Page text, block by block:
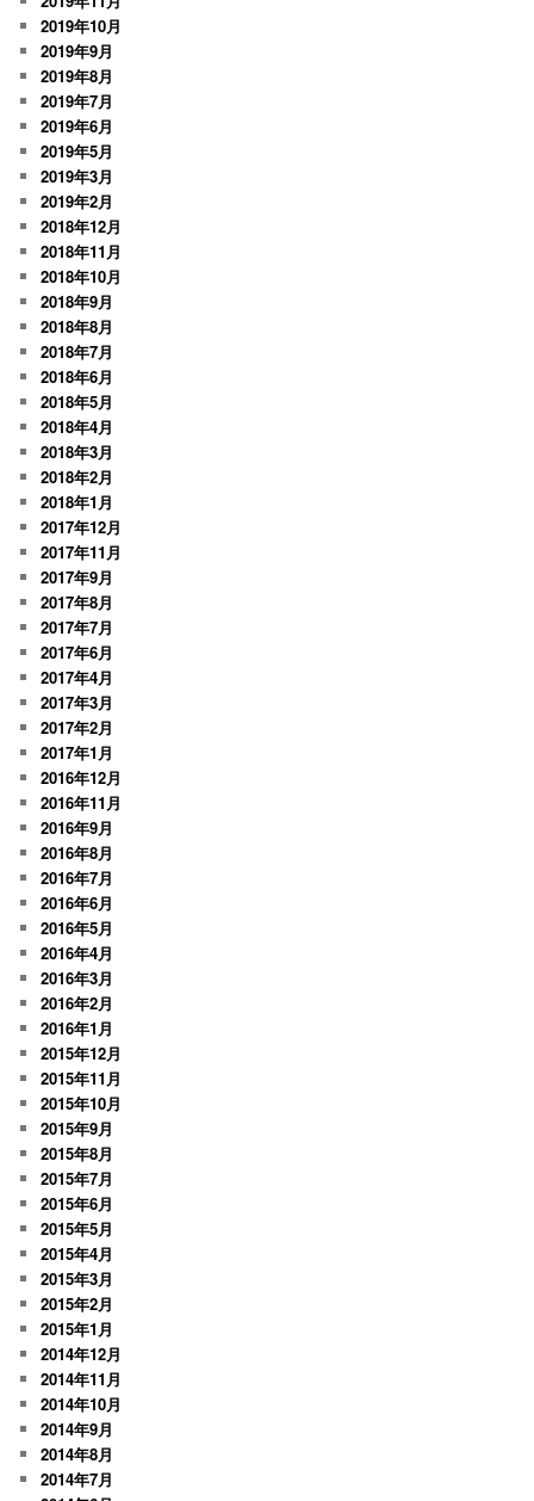
2019年10月
2019年9月
2019年8月
2019年7月
2019年6月
2019年5月
2019年3月
2019年2月
2018年12月
2018年11月
2018年10月
2018年9月
2018年8月
2018年7月
2018年6月
2018年5月
2018年4月
2018年3月
2018年2月
2018年1月
2017年12月
2017年11月
2017年9月
2017年8月
2017年7月
2017年6月
2017年4月
2017年3月
2017年2月
2017年1月
2016年12月
2016年11月
2016年9月
2016年8月
2016年7月
2016年6月
2016年5月
2016年4月
2016年3月
2016年2月
2016年1月
2015年12月
2015年11月
2015年10月
2015年9月
2015年8月
2015年7月
2015年6月
2015年5月
2015年4月
2015年3月
2015年2月
2015年1月
2014年12月
2014年11月
2014年10月
2014年9月
2014年8月
2014年7月